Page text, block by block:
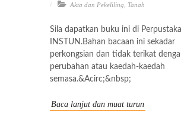
Akta dan Pekeliling Tanah
Sila dapatkan buku ini di
INSTUN.Bahan bacaan ini sekadar
perkongsian dan tidak terikat
perubahan atau kaedah-kaedah
semasa.&Acirc;&nbsp;
Baca lanjut dan muat turun